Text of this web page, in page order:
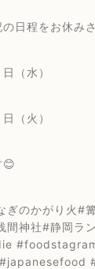
日程をお休み
（水）
（火）
😊
ぎのかがり火#
間神社#静岡ラ
#japanesefood